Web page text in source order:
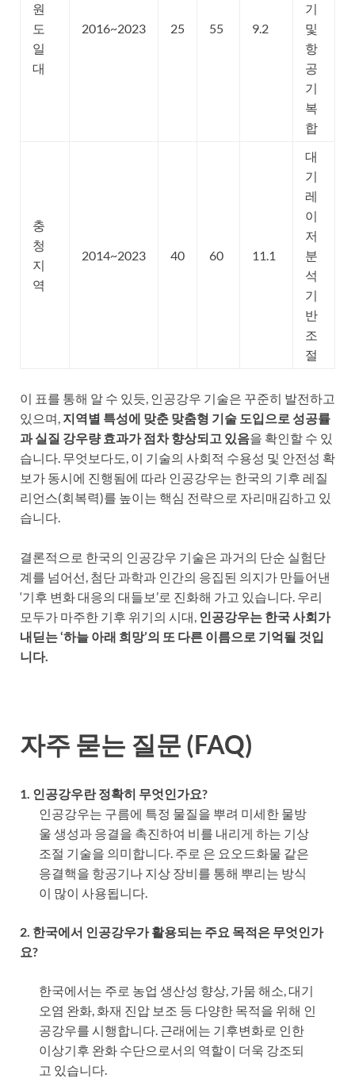
원
도
일
대
2016~2023 25 55 9.2
기
및
항
공
기
복
합
충
청
지
역
2014~2023 40 60 11.1
대
기
레
이
저
분
석
기
반
조
절
이 표를 통해 알 수 있듯, 인공강우 기술은 꾸준히 발전하고
있으며, 지역별 특성에 맞춘 맞춤형 기술 도입으로 성공률
과 실질 강우량 효과가 점차 향상되고 있음을 확인할 수 있
습니다. 무엇보다도, 이 기술의 사회적 수용성 및 안전성 확
보가 동시에 진행됨에 따라 인공강우는 한국의 기후 레질
리언스(회복력)를 높이는 핵심 전략으로 자리매김하고 있
습니다.
결론적으로 한국의 인공강우 기술은 과거의 단순 실험단
계를 넘어선, 첨단 과학과 인간의 응집된 의지가 만들어낸
‘기후 변화 대응의 대들보’로 진화해 가고 있습니다. 우리
모두가 마주한 기후 위기의 시대, 인공강우는 한국 사회가
내딛는 ‘하늘 아래 희망’의 또 다른 이름으로 기억될 것입
니다.
자주 묻는 질문 (FAQ)
1. 인공강우란 정확히 무엇인가요?
인공강우는 구름에 특정 물질을 뿌려 미세한 물방
울 생성과 응결을 촉진하여 비를 내리게 하는 기상
조절 기술을 의미합니다. 주로 은 요오드화물 같은
응결핵을 항공기나 지상 장비를 통해 뿌리는 방식
이 많이 사용됩니다.
2. 한국에서 인공강우가 활용되는 주요 목적은 무엇인가
요?
한국에서는 주로 농업 생산성 향상, 가뭄 해소, 대기
오염 완화, 화재 진압 보조 등 다양한 목적을 위해 인
공강우를 시행합니다. 근래에는 기후변화로 인한
이상기후 완화 수단으로서의 역할이 더욱 강조되
고 있습니다.